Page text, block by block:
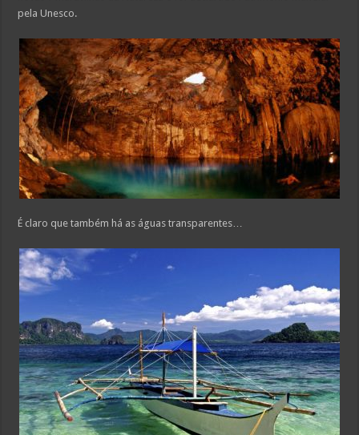
pela Unesco.
É claro que também há as águas transparentes…